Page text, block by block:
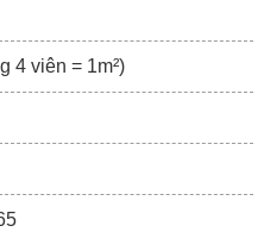
4 viên = 1m²)